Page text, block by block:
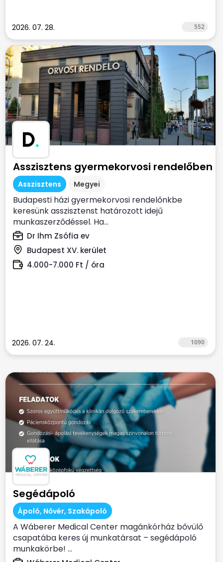
2026. 07. 28. 552
D.
Asszisztens gyermekorvosi rendelőben
Asszisztens Megyei
Budapesti házi gyermekorvosi rendelőnkbe
keresünk asszisztenst határozott idejű
munkaszerződéssel. Ha...
Dr Ihm Zsófia ev
Budapest XV. kerület
4.000-7.000 Ft / óra
2026. 07. 24. 1090
Segédápoló
Ápoló, Nővér, Szakápoló
A Wáberer Medical Center magánkórház bővülő
csapatába keres új munkatársat – segédápoló
munkakörbe! ...